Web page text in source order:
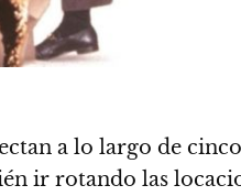
a lo largo de
ir rotando las